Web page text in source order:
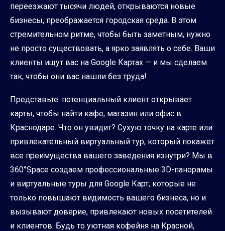
переезжают тысячи людей, открываются новые
бизнесы, преображается городская среда. В этом
стремительном ритме, чтобы быть заметным, нужно
не просто существовать, а ярко заявлять о себе. Ваши
клиенты ищут вас на Google Картах — и мы сделаем
так, чтобы они вас нашли без труда!
Представьте: потенциальный клиент открывает
карты, чтобы найти кафе, магазин или офис в
Краснодаре. Что он увидит? Сухую точку на карте или
привлекательный виртуальный тур, который покажет
все преимущества вашего заведения изнутри? Мы в
360°Space создаем профессиональные 3D-панорамы
и виртуальные туры для Google Карт, которые не
только повышают видимость вашего бизнеса, но и
вызывают доверие, привлекают новых посетителей
и клиентов. Будь то уютная кофейня на Красной,